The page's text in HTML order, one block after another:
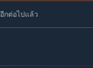
กต่อไปแล้ว